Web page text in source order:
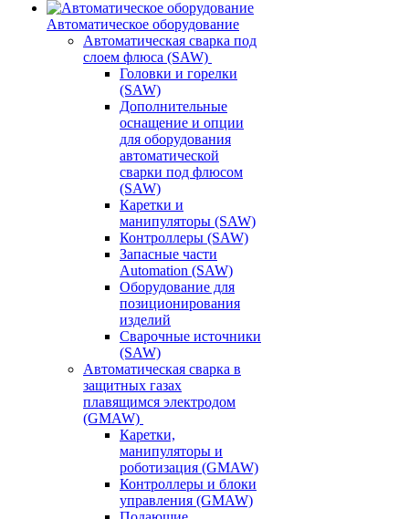
Автоматическое оборудование
Автоматическая сварка под
слоем флюса (SAW)
Головки и горелки
(SAW)
Дополнительные
оснащение и опции
для оборудования
автоматической
сварки под флюсом
(SAW)
Каретки и
манипуляторы (SAW)
Контроллеры (SAW)
Запасные части
Automation (SAW)
Оборудование для
позиционирования
изделий
Сварочные источники
(SAW)
Автоматическая сварка в
защитных газах
плавящимся электродом
(GMAW)
Каретки,
манипуляторы и
роботизация (GMAW)
Контроллеры и блоки
управления (GMAW)